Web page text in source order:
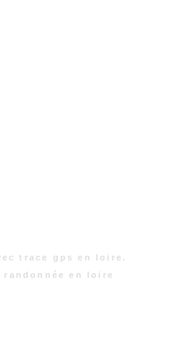
trace gps en loire.
en loire